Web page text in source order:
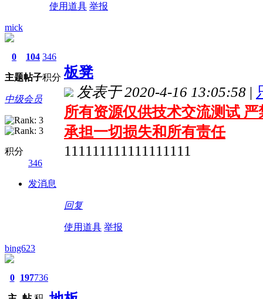
使用道具 举报
mick
0
主题
104
帖子
346
积分
中级会员
积分
346
发消息
板凳
发表于 2020-4-16 13:05:58 |
所有资源仅供技术交流测试
承担一切损失和所有责任
111111111111111111
回复
使用道具 举报
bing623
0 197736